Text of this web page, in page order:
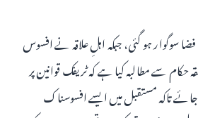
سوگوار ہو گئی، جبکہ اہلِ علاقہ نے افسوس
سے مطالبہ کیا ہے کہ ٹریفک قوانین پر
تاکہ مستقبل میں ایسے افسوسناک